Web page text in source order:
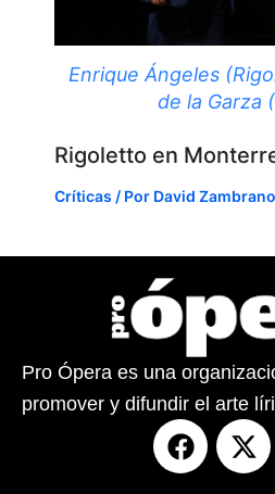
Enrique Ángeles
de la Garza
Rigoletto en
Críticas / Por David Zambrano
Pro Ópera es una
promover y difundir el arte
F
a
X
-